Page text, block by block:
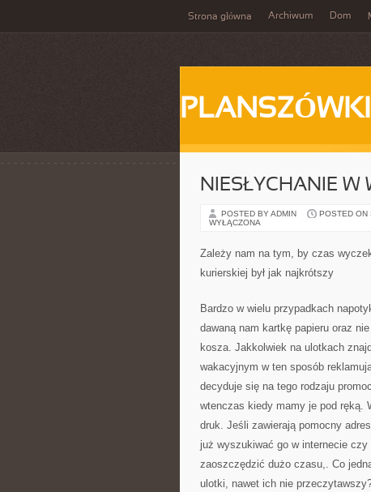
Strona główna Archiwum Dom
PLANSZÓWKI
NIESŁYCHANIE W
POSTED BY ADMIN POSTED ON
WYŁĄCZONA
Zależy nam na tym, by czas
kurierskiej był jak najkrótszy
Bardzo w wielu przypadkach
dawaną nam kartkę papieru oraz
kosza. Jakkolwiek na ulotkach
wakacyjnym w ten sposób
decyduje się na tego rodzaju
wtenczas kiedy mamy je pod ręką.
druk. Jeśli zawierają pomocny
już wyszukiwać go w internecie
zaoszczędzić dużo czasu,. Co
ulotki, nawet ich nie